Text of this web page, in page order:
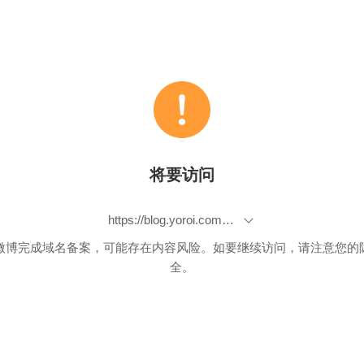
将要访问
https://blog.yoroi.company/research/ursnif-long-live-the-steganography/
博完成域名备案，可能存在内容风险。如要继续访问，请注意您的
全。